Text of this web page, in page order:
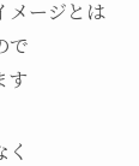
メージとは
で
す